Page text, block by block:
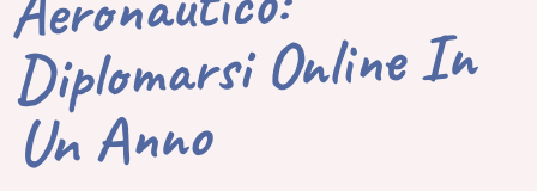
Diplomarsi Online In
Un Anno